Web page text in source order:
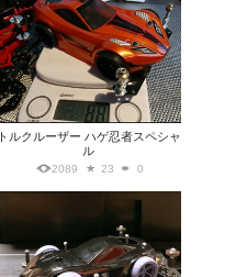
トルクルーザー ハゲ忍者スペシャ
ル
2089 23 0